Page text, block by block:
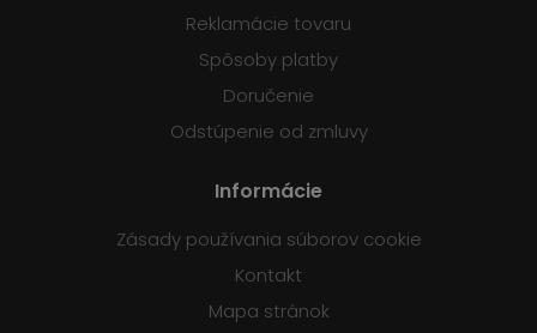
Reklamácie tovaru
Spôsoby platby
Doručenie
Odstúpenie od zmluvy
Informácie
Zásady používania súborov cookie
Kontakt
Mapa stránok